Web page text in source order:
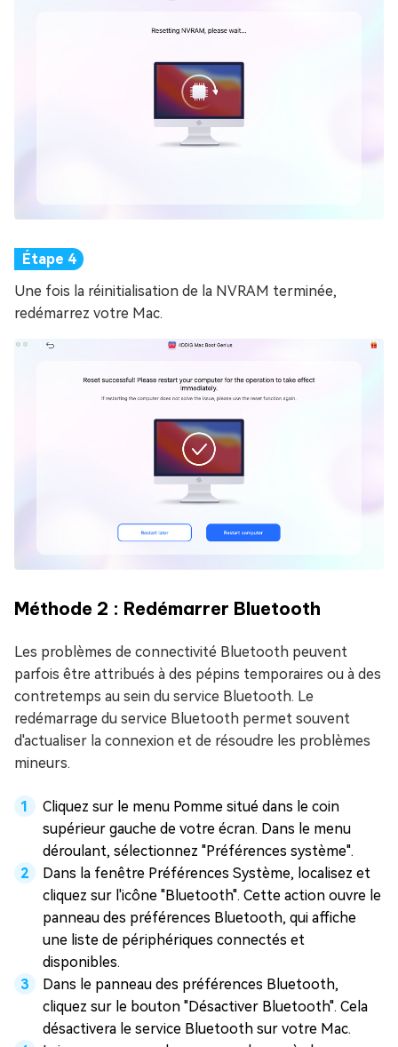
Une fois la réinitialisation de la NVRAM terminée,
redémarrez votre Mac.
Méthode 2 : Redémarrer Bluetooth
Les problèmes de connectivité Bluetooth peuvent
parfois être attribués à des pépins temporaires ou à des
contretemps au sein du service Bluetooth. Le
redémarrage du service Bluetooth permet souvent
d'actualiser la connexion et de résoudre les problèmes
mineurs.
Cliquez sur le menu Pomme situé dans le coin
supérieur gauche de votre écran. Dans le menu
déroulant, sélectionnez "Préférences système".
Dans la fenêtre Préférences Système, localisez et
cliquez sur l'icône "Bluetooth". Cette action ouvre le
panneau des préférences Bluetooth, qui affiche
une liste de périphériques connectés et
disponibles.
Dans le panneau des préférences Bluetooth,
cliquez sur le bouton "Désactiver Bluetooth". Cela
désactivera le service Bluetooth sur votre Mac.